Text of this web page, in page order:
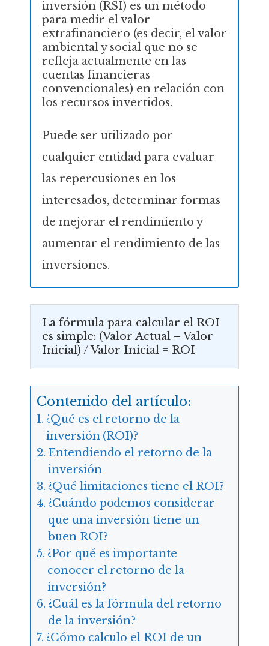
inversión (RSI) es un método
para medir el valor
extrafinanciero (es decir, el valor
ambiental y social que no se
refleja actualmente en las
cuentas financieras
convencionales) en relación con
los recursos invertidos.
Puede ser utilizado por
cualquier entidad para evaluar
las repercusiones en los
interesados, determinar formas
de mejorar el rendimiento y
aumentar el rendimiento de las
inversiones.
La fórmula para calcular el ROI
es simple: (Valor Actual – Valor
Inicial) / Valor Inicial = ROI
Contenido del artículo:
¿Qué es el retorno de la
inversión (ROI)?
Entendiendo el retorno de la
inversión
¿Qué limitaciones tiene el ROI?
¿Cuándo podemos considerar
que una inversión tiene un
buen ROI?
¿Por qué es importante
conocer el retorno de la
inversión?
¿Cuál es la fórmula del retorno
de la inversión?
¿Cómo calculo el ROI de un